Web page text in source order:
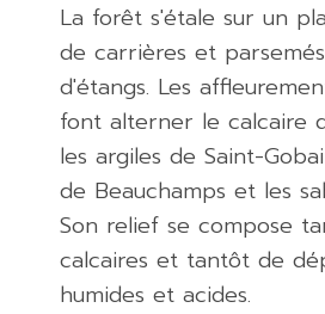
La forêt s'étale sur un
de carrières et
d'étangs. Les
font alterner le calcaire
les argiles de Saint-
de Beauchamps et les
Son relief se compose
calcaires et tantôt de
humides et acides.